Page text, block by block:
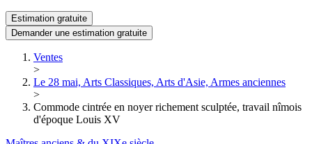
Estimation gratuite
Demander une estimation gratuite
Ventes
>
Le 28 mai, Arts Classiques, Arts d'Asie, Armes anciennes
>
Commode cintrée en noyer richement sculptée, travail nîmois
d'époque Louis XV